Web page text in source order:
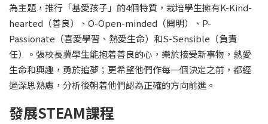
為主題，推行「基愛孩子」的4個特質，栽培學生擁有K-Kind-
hearted（善良）、O-Open-minded（開明）、P-
Passionate（喜愛學習、熱愛生命）和S-Sensible（負責
任）。張校長冀學生能抱着善良的心，樂於接受新事物，熱愛
生命和興趣，勇於追夢；更希望他們作每一個決定之前，都經
過深思熟慮，分析後朝着他們認為正確的方向前進。
發展STEAM課程